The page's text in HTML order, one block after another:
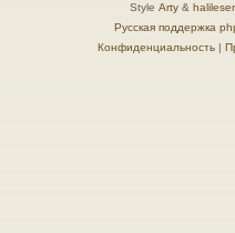
Style Arty &
Русская поддержка
Конфиденциальность|